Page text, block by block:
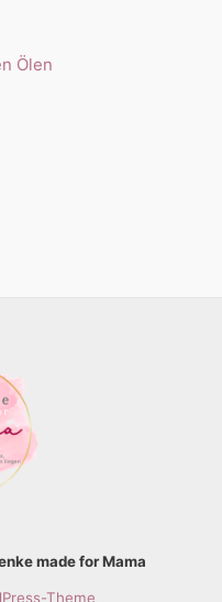
Ölen
made for Mama
Theme